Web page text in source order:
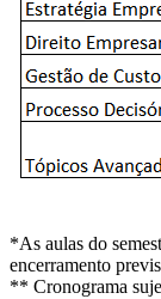
*As aulas do
encerramento
** Cronograma